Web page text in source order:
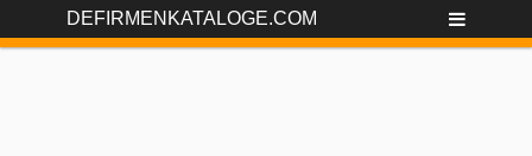
DEFIRMENKATALOGE.COM